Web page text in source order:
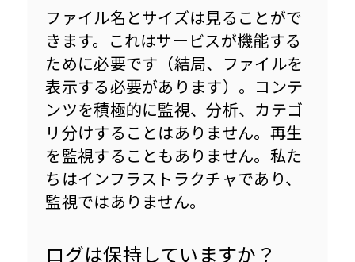
ファイル名とサイズは見ることがで
きます。これはサービスが機能する
ために必要です（結局、ファイルを
表示する必要があります）。コンテ
ンツを積極的に監視、分析、カテゴ
リ分けすることはありません。再生
を監視することもありません。私た
ちはインフラストラクチャであり、
監視ではありません。
ログは保持していますか？